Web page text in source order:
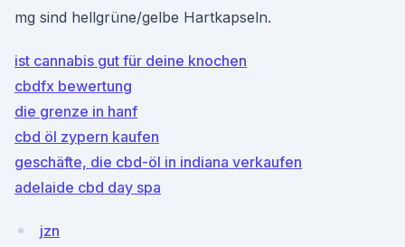
mg sind hellgrüne/gelbe Hartkapseln.
ist cannabis gut für deine knochen
cbdfx bewertung
die grenze in hanf
cbd öl zypern kaufen
geschäfte, die cbd-öl in indiana verkaufen
adelaide cbd day spa
jzn